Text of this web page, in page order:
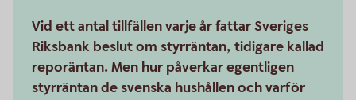
Vid ett antal tillfällen varje år fattar Sveriges
Riksbank beslut om styrräntan, tidigare kallad
reporäntan. Men hur påverkar egentligen
styrräntan de svenska hushållen och varför